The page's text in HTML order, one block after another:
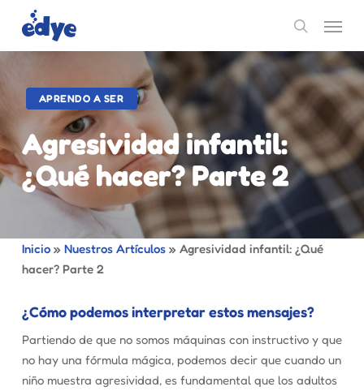
main
search
Menu
APRENDO A SER
Agresividad infantil:
¿Qué hacer? Parte 2
Inicio» Nuestros Artículos» Agresividad infantil: ¿Qué
hacer? Parte 2
¿Cómo podemos interpretar estos mensajes?
Partiendo de que no somos máquinas con instructivo y que
no hay una fórmula mágica, podemos decir que cuando un
niño muestra agresividad, es fundamental que los adultos